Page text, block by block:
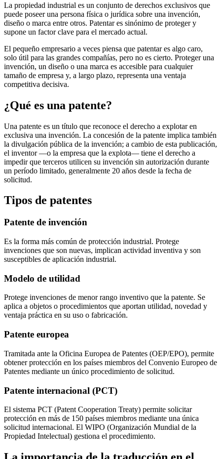
La propiedad industrial es un conjunto de derechos exclusivos que
puede poseer una persona física o jurídica sobre una invención,
diseño o marca entre otros. Patentar es sinónimo de proteger y
supone un factor clave para el mercado actual.
El pequeño empresario a veces piensa que patentar es algo caro,
solo útil para las grandes compañías, pero no es cierto. Proteger una
invención, un diseño o una marca es accesible para cualquier
tamaño de empresa y, a largo plazo, representa una ventaja
competitiva decisiva.
¿Qué es una patente?
Una patente es un título que reconoce el derecho a explotar en
exclusiva una invención. La concesión de la patente implica también
la divulgación pública de la invención; a cambio de esta publicación,
el inventor —o la empresa que la explota— tiene el derecho a
impedir que terceros utilicen su invención sin autorización durante
un período limitado, generalmente 20 años desde la fecha de
solicitud.
Tipos de patentes
Patente de invención
Es la forma más común de protección industrial. Protege
invenciones que son nuevas, implican actividad inventiva y son
susceptibles de aplicación industrial.
Modelo de utilidad
Protege invenciones de menor rango inventivo que la patente. Se
aplica a objetos o procedimientos que aportan utilidad, novedad y
ventaja práctica en su uso o fabricación.
Patente europea
Tramitada ante la Oficina Europea de Patentes (OEP/EPO), permite
obtener protección en los países miembros del Convenio Europeo de
Patentes mediante un único procedimiento de solicitud.
Patente internacional (PCT)
El sistema PCT (Patent Cooperation Treaty) permite solicitar
protección en más de 150 países miembros mediante una única
solicitud internacional. El WIPO (Organización Mundial de la
Propiedad Intelectual) gestiona el procedimiento.